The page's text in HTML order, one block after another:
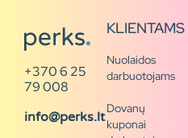
+370 6 25
79 008
info@perks.lt
KLIENTAMS
Nuolaidos
darbuotojams
Dovanų
kuponai